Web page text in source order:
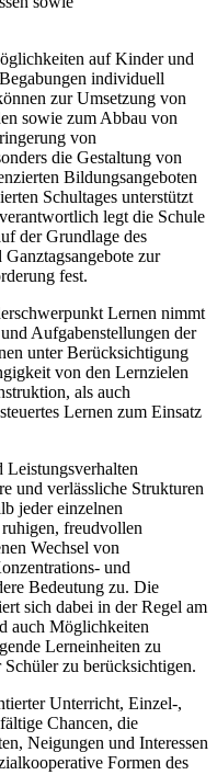
auf Kinder und
individuell
zur Umsetzung von
sowie zum Abbau von
von
die Gestaltung von
Bildungsangeboten
Schultages unterstützt
legt die Schule
der Grundlage des
zur
fest.
Lernen nimmt
Aufgabenstellungen der
unter Berücksichtigung
von den Lernzielen
als auch
Lernen zum Einsatz
und verlässliche Strukturen
jeder einzelnen
freudvollen
Wechsel von
und
Bedeutung zu. Die
sich dabei in der Regel am
auch Möglichkeiten
Lerneinheiten zu
zu berücksichtigen.
Unterricht, Einzel-,
Chancen, die
Neigungen und Interessen
Formen des